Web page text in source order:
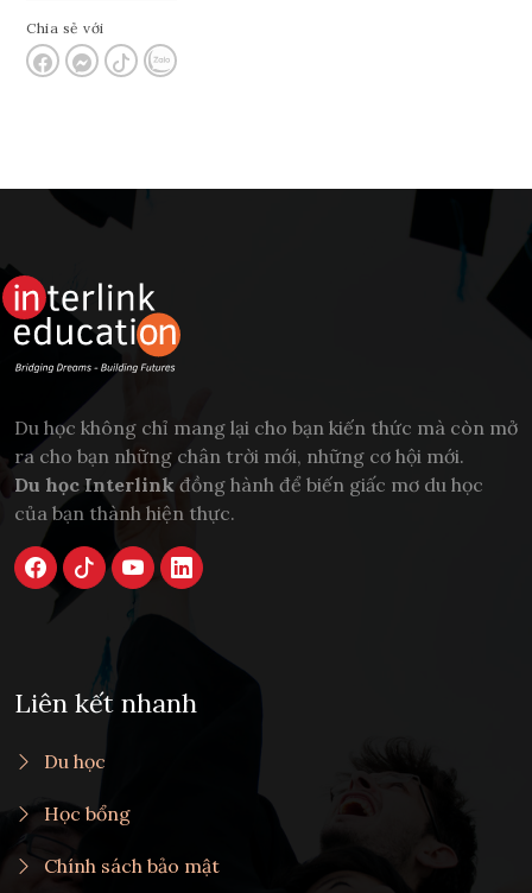
Chia sẻ với
Du học không chỉ mang lại cho bạn kiến thức mà còn mở
ra cho bạn những chân trời mới, những cơ hội mới.
Du học Interlink đồng hành để biến giấc mơ du học
của bạn thành hiện thực.
Liên kết nhanh
Du học
Học bổng
Chính sách bảo mật